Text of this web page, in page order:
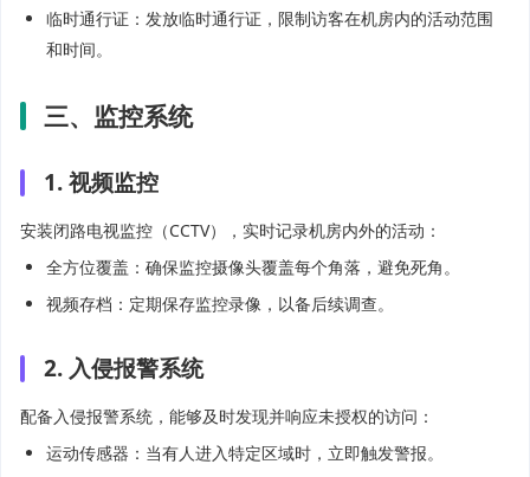
临时通行证：发放临时通行证，限制访客在机房内的活动范围
和时间。
三、监控系统
1. 视频监控
安装闭路电视监控（CCTV），实时记录机房内外的活动：
全方位覆盖：确保监控摄像头覆盖每个角落，避免死角。
视频存档：定期保存监控录像，以备后续调查。
2. 入侵报警系统
配备入侵报警系统，能够及时发现并响应未授权的访问：
运动传感器：当有人进入特定区域时，立即触发警报。